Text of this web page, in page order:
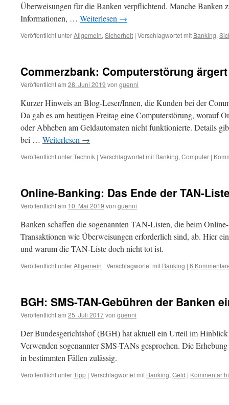
Überweisungen für die Banken verpflichtend. Manche Banken
Informationen, … Weiterlesen →
Veröffentlicht unterAllgemein, Sicherheit | Verschlagwortet mit Banking,
Commerzbank: Computerstörung
Veröffentlicht am 28. Juni 2019 von guenni
Kurzer Hinweis an Blog-Leser/Innen, die Kunden bei der
Da gab es am heutigen Freitag eine Computerstörung, worauf
oder Abheben am Geldautomaten nicht funktionierte. Details
bei … Weiterlesen →
Veröffentlicht unterTechnik | Verschlagwortet mit Banking, Computer |
Online-Banking: Das Ende der TAN-
Veröffentlicht am 10. Mai 2019 von guenni
Banken schaffen die sogenannten TAN-Listen, die beim
Transaktionen wie Überweisungen erforderlich sind, ab. Hier
und warum die TAN-Liste doch nicht tot ist.
Veröffentlicht unterAllgemein | Verschlagwortet mit Banking | 6
BGH: SMS-TAN-Gebühren der Banken
Veröffentlicht am 25. Juli 2017von guenni
Der Bundesgerichtshof (BGH) hat aktuell ein Urteil im Hinblick
Verwenden sogenannter SMS-TANs gesprochen. Die
in bestimmten Fällen zulässig.
Veröffentlicht unterTipp | Verschlagwortet mit Banking, Geld | Kommentar